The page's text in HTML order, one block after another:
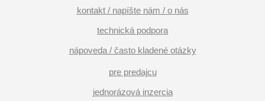
kontakt / napíšte nám / o nás
technická podpora
nápoveda / často kladené otázky
pre predajcu
jednorázová inzercia